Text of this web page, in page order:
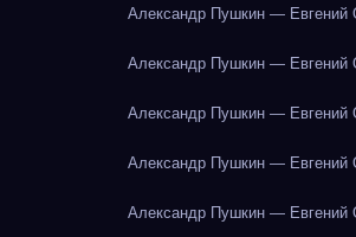
Александр Пушкин — Евгений
Александр Пушкин — Евгений
Александр Пушкин — Евгений
Александр Пушкин — Евгений
Александр Пушкин — Евгений